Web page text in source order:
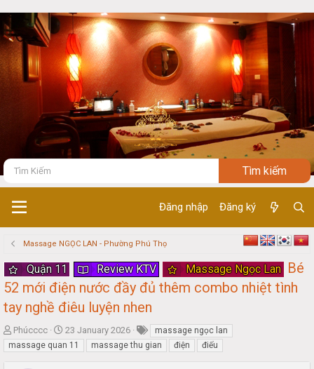
Đăng nhập Đăng ký
Massage NGỌC LAN - Phường Phú Thọ
Quận 11 Review KTV Massage Ngọc Lan Bé
52 mới điện nước đầy đủ thêm combo nhiệt tình
tay nghề điêu luyện nhen
T
h
r
Phúcccc
S
t
a
23 January 2026
massage ngọc lan
massage quan 11
massage thu gian điện điếu